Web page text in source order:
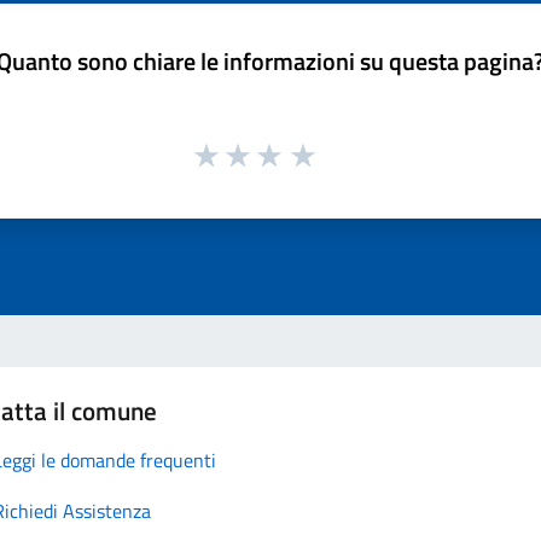
sono chiare le informazioni su questa
il comune
le domande frequenti
Assistenza